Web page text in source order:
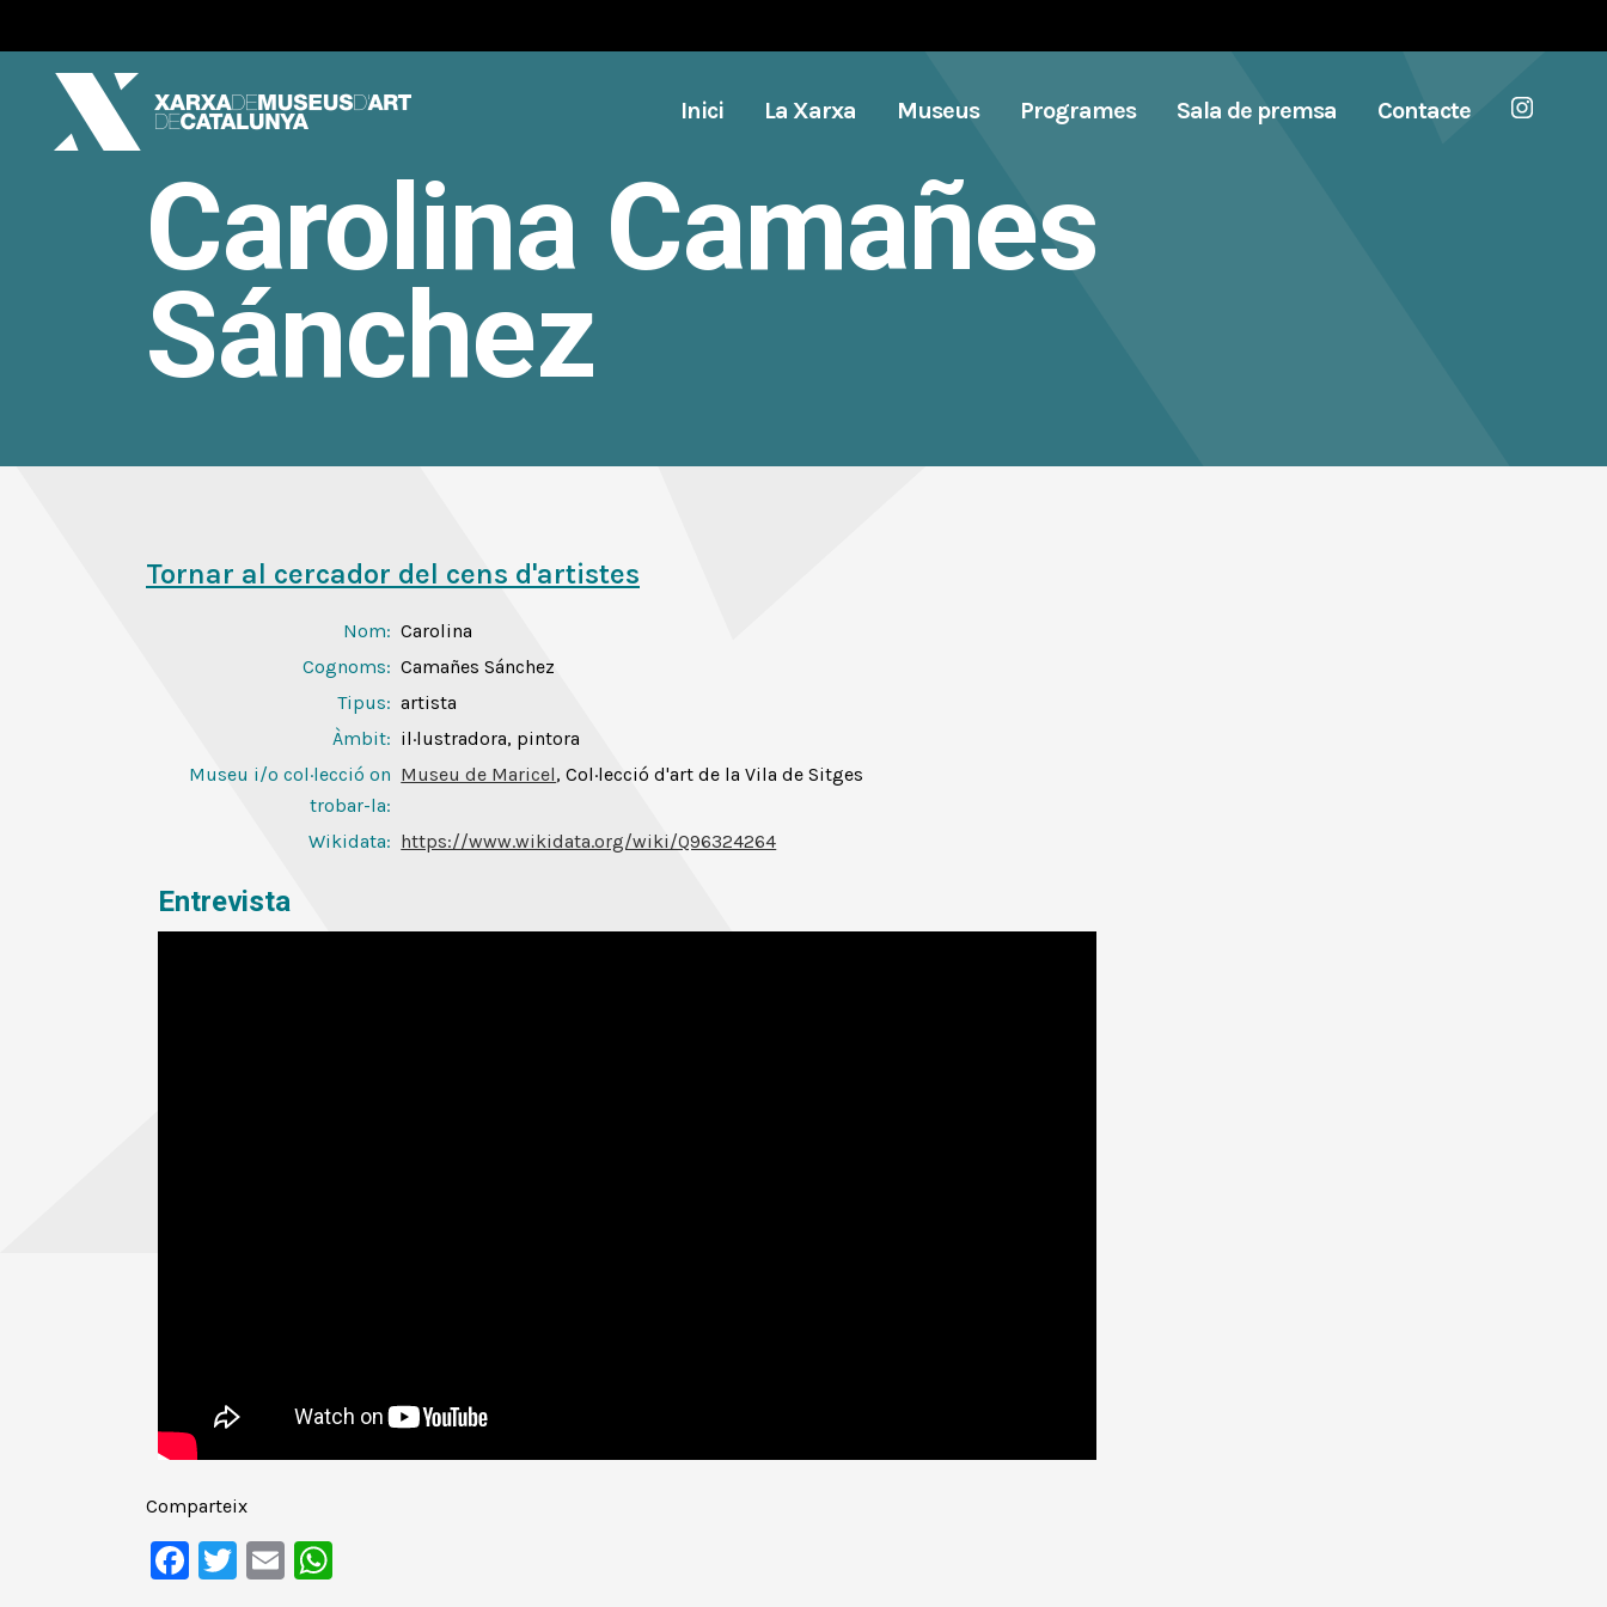
Inici La Xarxa Museus Programes Sala de premsa Contacte
Carolina Camañes
Sánchez
Tornar al cercador del cens d'artistes
Nom: Carolina
Cognoms: Camañes Sánchez
Tipus: artista
Àmbit: il·lustradora, pintora
Museu i/o col·lecció on
trobar-la:
Museu de Maricel, Col·lecció d'art de la Vila de Sitges
Wikidata: https://www.wikidata.org/wiki/Q96324264
Entrevista
Comparteix
Facebook
Twitter
Email